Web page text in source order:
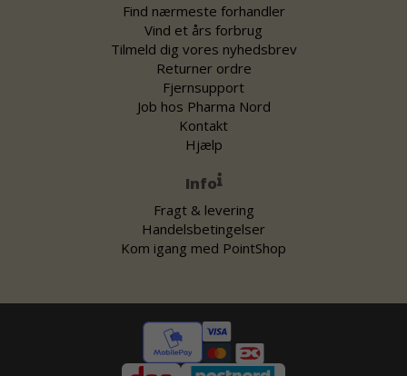
Find nærmeste forhandler
Vind et års forbrug
Tilmeld dig vores nyhedsbrev
Returner ordre
Fjernsupport
Job hos Pharma Nord
Kontakt
Hjælp
Info
Fragt & levering
Handelsbetingelser
Kom igang med PointShop